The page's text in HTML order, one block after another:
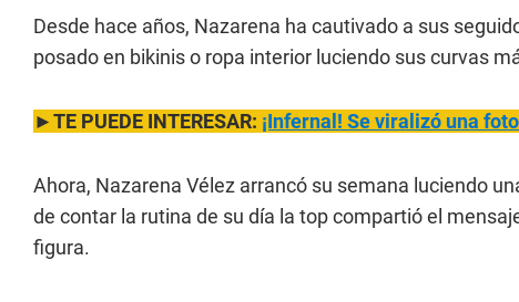
Desde hace años, Nazarena ha cautivado a sus
posado en bikinis o ropa interior luciendo sus curvas
►TE PUEDE INTERESAR: ¡Infernal! Se viralizó una
Ahora, Nazarena Vélez arrancó su semana luciendo
de contar la rutina de su día la top compartió el
figura.